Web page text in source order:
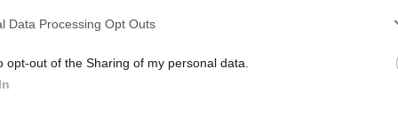
Data Processing Opt Outs
opt-out of the Sharing of my personal data.
θα μας επιτρέψει να επεξεργαστούμε δεδομένα προσωπικού
ή η ανάκληση της συγκατάθεσης, μπορεί να επηρεάσει
λειτουργίες και δυνατότητες.
που έχασαν τα ζώα τους ζουν ένα
κάθε χρηματοδοτικό εργαλείο για να
μέτρο χρειαστεί, στα πλαίσια των